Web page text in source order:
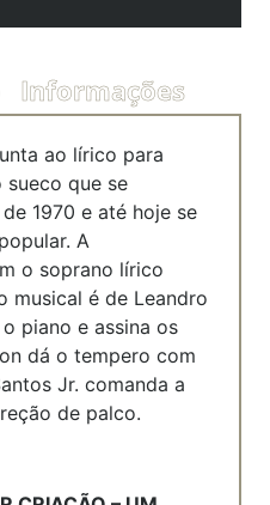
Informações
ao lírico para
sueco que se
1970 e até hoje se
A
o soprano lírico
musical é de Leandro
piano e assina os
dá o tempero com
Jr. comanda a
de palco.